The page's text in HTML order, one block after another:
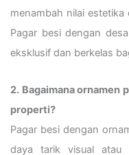
menambah nilai
Pagar besi dengan
eksklusif dan berkelas
2. Bagaimana ornamen
properti?
Pagar besi dengan
daya tarik visual atau